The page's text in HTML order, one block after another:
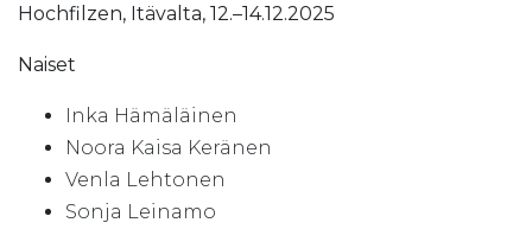
Hochfilzen, Itävalta, 12.–14.12.2025
Naiset
Inka Hämäläinen
Noora Kaisa Keränen
Venla Lehtonen
Sonja Leinamo